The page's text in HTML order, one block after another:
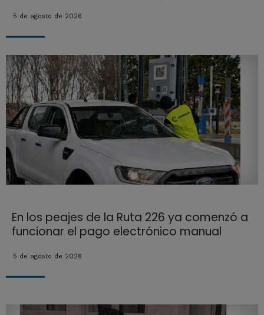
5 de agosto de 2026
En los peajes de la Ruta 226 ya comenzó a
funcionar el pago electrónico manual
5 de agosto de 2026